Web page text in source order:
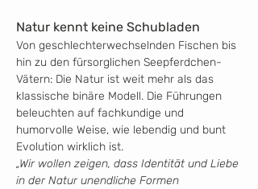
Natur kennt keine Schubladen
Von geschlechterwechselnden Fischen bis
hin zu den fürsorglichen Seepferdchen-
Vätern: Die Natur ist weit mehr als das
klassische binäre Modell. Die Führungen
beleuchten auf fachkundige und
humorvolle Weise, wie lebendig und bunt
Evolution wirklich ist.
„Wir wollen zeigen, dass Identität und Liebe
in der Natur unendliche Formen